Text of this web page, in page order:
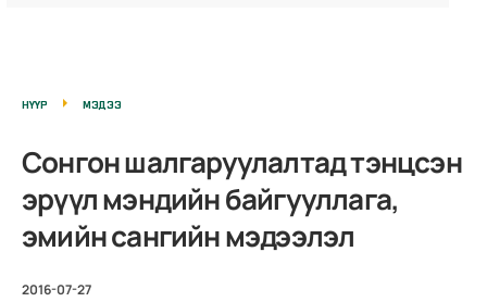
НҮҮР МЭДЭЭ
Сонгон шалгаруулалтад тэнцсэн
эрүүл мэндийн байгууллага,
эмийн сангийн мэдээлэл
2016-07-27